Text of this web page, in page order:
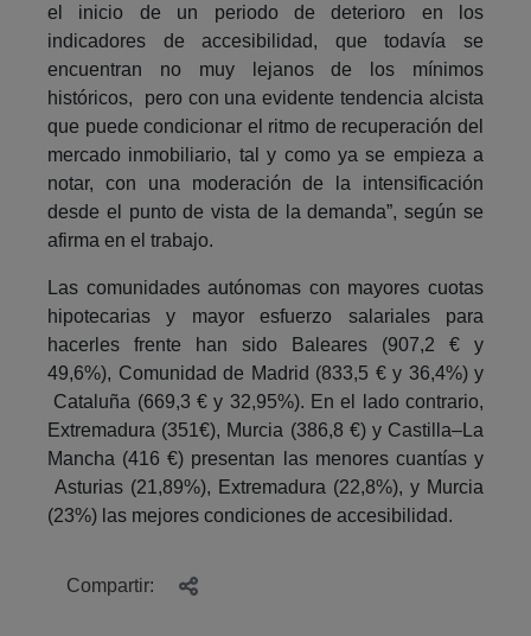
el inicio de un periodo de deterioro en los
indicadores de accesibilidad, que todavía se
encuentran no muy lejanos de los mínimos
históricos, pero con una evidente tendencia alcista
que puede condicionar el ritmo de recuperación del
mercado inmobiliario, tal y como ya se empieza a
notar, con una moderación de la intensificación
desde el punto de vista de la demanda”, según se
afirma en el trabajo.
Las comunidades autónomas con mayores cuotas
hipotecarias y mayor esfuerzo salariales para
hacerles frente han sido Baleares (907,2 € y
49,6%), Comunidad de Madrid (833,5 € y 36,4%) y
Cataluña (669,3 € y 32,95%). En el lado contrario,
Extremadura (351€), Murcia (386,8 €) y Castilla–La
Mancha (416 €) presentan las menores cuantías y
Asturias (21,89%), Extremadura (22,8%), y Murcia
(23%) las mejores condiciones de accesibilidad.
Compartir: